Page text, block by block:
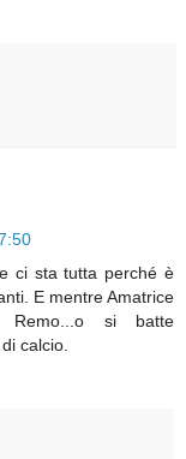
ci sta tutta perché è
E mentre Amatrice
Remo...o si batte
calcio.